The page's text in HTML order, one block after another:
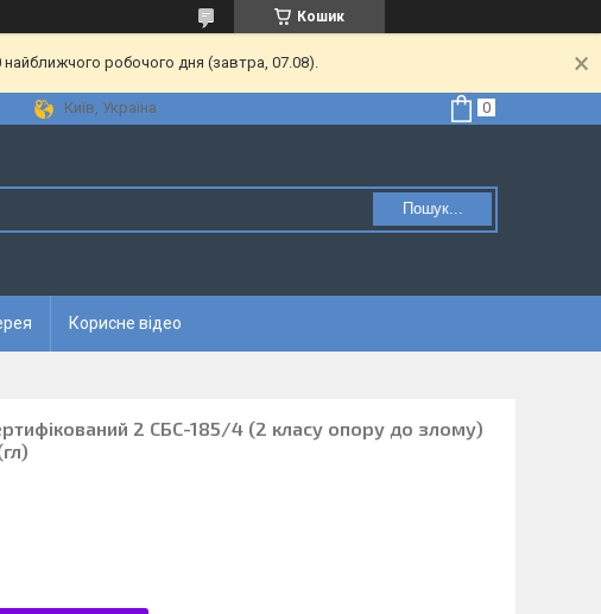
Кошик
найближчого робочого дня (завтра, 07.08).
Київ, Україна
Пошук...
Корисне відео
2 СБС-185/4 (2 класу опору до злому)